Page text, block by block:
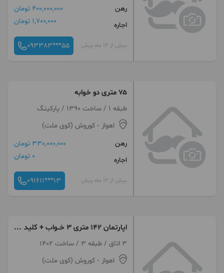
رهن
400,000,000 تومان
اجاره
1,700,000 تومان
بیش از 12 ماه پیش 093383***55
۷۵ متری دو خوابه
طبقه 1 / ساخت 1390 / پارکینگ
اهواز - کوروش (کوی ملت)
رهن
330,000,000 تومان
اجاره
0 تومان
بیش از 12 ماه پیش 091611***13
اپارتمان ۱۴۲ متری ۳ خــواب + کلید
اول + فـول
3 اتاق / طبقه 3 / ساخت 1402
اهواز - کوروش (کوی ملت)